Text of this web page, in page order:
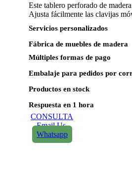
Este tablero perforado de
Ajusta fácilmente las clavijas
Servicios personalizados
Fábrica de muebles de madera
Múltiples formas de pago
Embalaje para pedidos por
Productos en stock
Respuesta en 1 hora
CONSULTA
Email Us
Whatsapp